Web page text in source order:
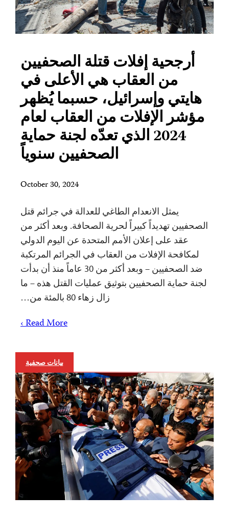
أرجحية إفلات قتلة الصحفيين
من العقاب هي الأعلى في
هايتي وإسرائيل، حسبما يُظهر
مؤشر الإفلات من العقاب لعام
2024 الذي تعدّه لجنة حماية
الصحفيين سنوياً
October 30, 2024
يمثل الانعدام الطاغي للعدالة في جرائم قتل
الصحفيين تهديداً كبيراً لحرية الصحافة. وبعد أكثر من
عقد على إعلان الأمم المتحدة عن اليوم الدولي
لمكافحة الإفلات من العقاب في الجرائم المرتكبة
ضد الصحفيين – وبعد أكثر من 30 عاماً منذ أن بدأت
لجنة حماية الصحفيين بتوثيق عمليات القتل هذه – ما
زال زهاء 80 بالمئة من…
Read More ›
بيانات صحفية